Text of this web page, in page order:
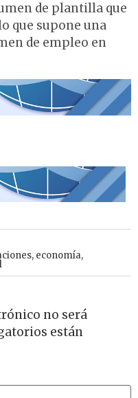
de plantilla que
que supone una
de empleo en
, economía,
no será
están